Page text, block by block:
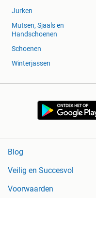
Jurken
Mutsen, Sjaals en
Handschoenen
Schoenen
Winterjassen
Blog
Veilig en Succesvol
Voorwaarden